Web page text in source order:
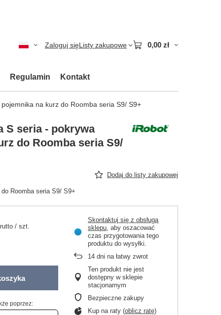
Zaloguj sięListy zakupowe 0,00 zł
Regulamin Kontakt
na kurz do Roomba seria S9/ S9+
S seria - pokrywa
do Roomba seria S9/
Dodaj do listy zakupowej
Roomba seria S9/ S9+
/ szt.
poprzez:
Skontaktuj się z obsługą
sklepu, aby oszacować
czas przygotowania tego
produktu do wysyłki.
14 dni na łatwy zwrot
Ten produkt nie jest
dostępny w sklepie
stacjonarnym
Bezpieczne zakupy
Kup na raty (oblicz ratę)